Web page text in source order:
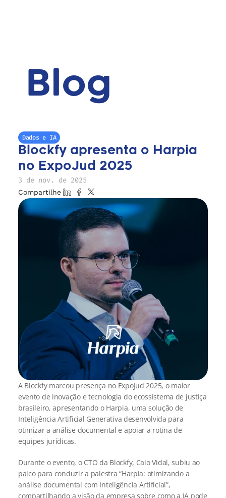
Blog
Dados e IA
Blockfy apresenta o Harpia
no ExpoJud 2025
3 de nov. de 2025
Compartilhe
A Blockfy marcou presença no ExpoJud 2025, o maior
evento de inovação e tecnologia do ecossistema de justiça
brasileiro, apresentando o Harpia, uma solução de
Inteligência Artificial Generativa desenvolvida para
otimizar a análise documental e apoiar a rotina de
equipes jurídicas.
Durante o evento, o CTO da Blockfy, Caio Vidal, subiu ao
palco para conduzir a palestra “Harpia: otimizando a
análise documental com Inteligência Artificial”,
compartilhando a visão da empresa sobre como a IA pode